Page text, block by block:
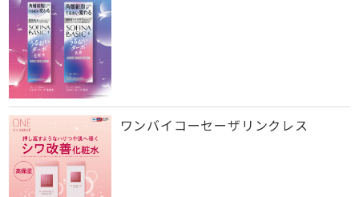
ワンバイコーセーザリンクレス